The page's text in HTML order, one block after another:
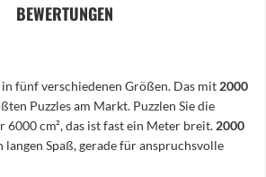
BEWERTUNGEN
in fünf verschiedenen Größen. Das mit 2000
Puzzles am Markt. Puzzlen Sie die
cm², das ist fast ein Meter breit. 2000
langen Spaß, gerade für anspruchsvolle